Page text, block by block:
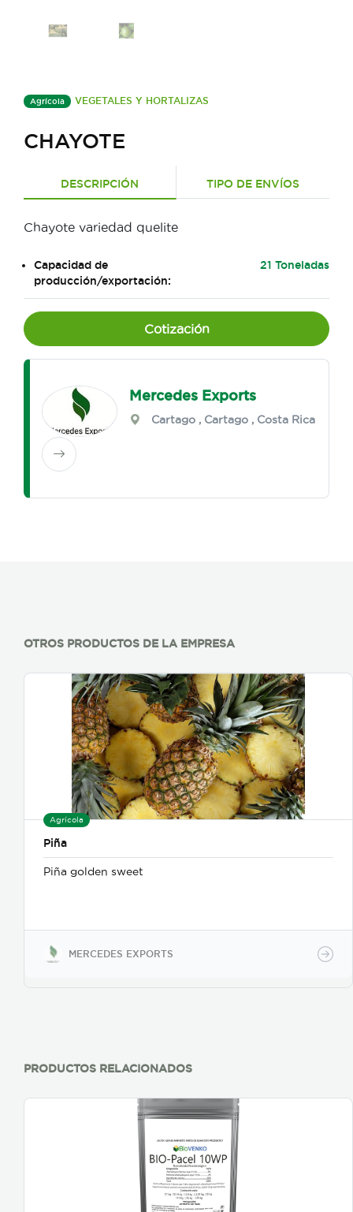
Agrícola VEGETALES Y HORTALIZAS
CHAYOTE
DESCRIPCIÓN TIPO DE ENVÍOS
Chayote variedad quelite
Capacidad de
producción/exportación:
21 Toneladas
Cotización
Mercedes Exports
Cartago , Cartago , Costa Rica
OTROS PRODUCTOS DE LA EMPRESA
Agrícola
Piña
Piña golden sweet
MERCEDES EXPORTS
PRODUCTOS RELACIONADOS